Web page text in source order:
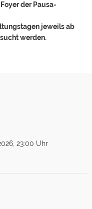
der Pausa-
jeweils ab
werden.
23:00 Uhr